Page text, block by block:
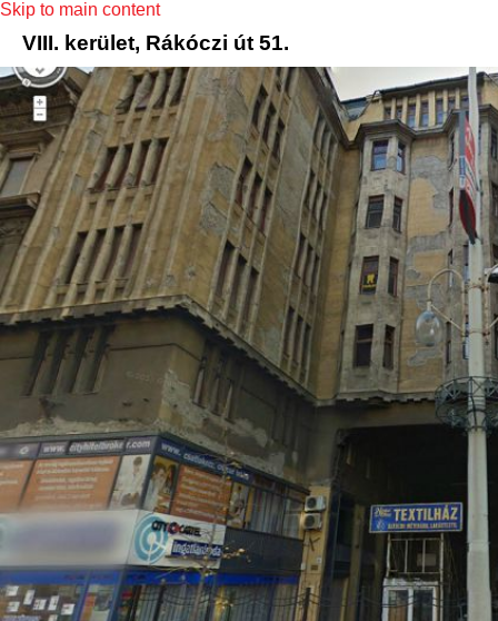
Skip to main content
VIII. kerület, Rákóczi út 51.